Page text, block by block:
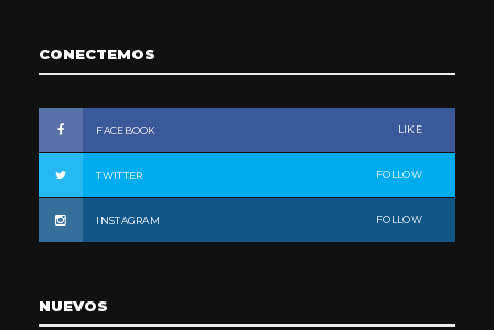
CONECTEMOS
FACEBOOK LIKE
TWITTER FOLLOW
INSTAGRAM FOLLOW
NUEVOS